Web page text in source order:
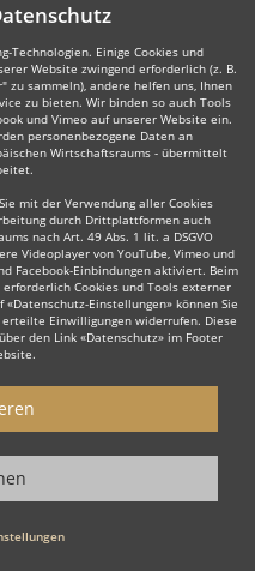
Redner/
eine Anfrage an die für
B. bestimmte Pianisten. Diesen
Technologien. Einige Cookies und
Website zwingend erforderlich (z. B.
sammeln), andere helfen uns, Ihnen
zu bieten. Wir binden so auch Tools
und Vimeo auf unserer Website ein.
personenbezogene Daten an
Wirtschaftsraums - übermittelt
mit der Verwendung aller Cookies
durch Drittplattformen auch
nach Art. 49 Abs. 1 lit. a DSGVO
Videoplayer von YouTube, Vimeo und
Facebook-Einbindungen aktiviert. Beim
Cookies und Tools externer
Einstellungen» können Sie
Einwilligungen widerrufen. Diese
den Link «Datenschutz» im Footer